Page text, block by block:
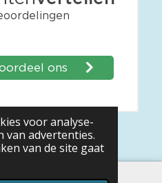
voor analyse-
van advertenties.
van de site gaat
dan 26 jaar het
vandiergedrag